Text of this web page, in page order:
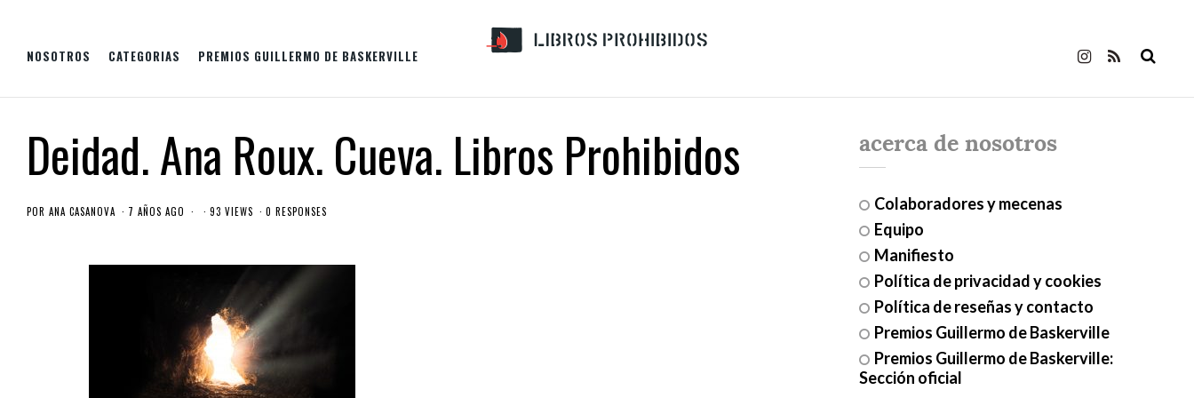
NOSOTROS CATEGORIAS PREMIOS GUILLERMO DE BASKERVILLE
Deidad. Ana Roux. Cueva. Libros Prohibidos
POR ANA CASANOVA 7 AÑOS AGO 93 VIEWS 0 RESPONSES
acerca de nosotros
Colaboradores y mecenas
Equipo
Manifiesto
Política de privacidad y cookies
Política de reseñas y contacto
Premios Guillermo de Baskerville
Premios Guillermo de Baskerville:
Sección oficial